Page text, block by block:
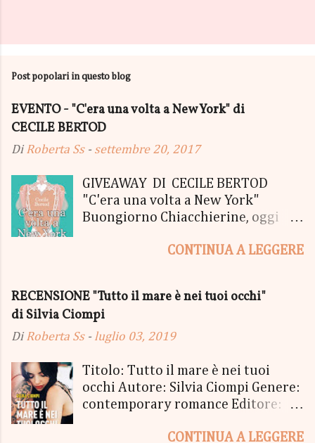
Post popolari in questo blog
EVENTO - "C'era una volta a New York" di
CECILE BERTOD
DiRoberta Ss - settembre 20, 2017
GIVEAWAY DI CECILE BERTOD
"C'era una volta a New York"
Buongiorno Chiacchierine, oggi
lanciamo il SUPER MEGA GIVEAWAY
05 Ottobre di "C'era una volta a
New York", edito Newton Compton.
Un Giveaway molto ricco per la
Premio, che si aggiudicherà tutto
in Un bel PACCO SORPRESA: - La
Copia Cartacea di "C'era una volta a
"tutto ma non il mio Tailleur" - una
CONTINUA A LEGGERE
RECENSIONE "Tutto il mare è nei tuoi occhi"
di Silvia Ciompi
DiRoberta Ss - luglio 03, 2019
Titolo: Tutto il mare è nei tuoi
occhi Autore: Silvia Ciompi Genere:
contemporary romance Editore:
Pubblicazione: 4 giugno Formato:
CONTINUA A LEGGERE